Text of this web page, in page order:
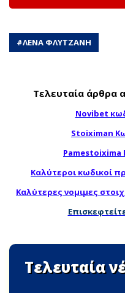
#ΛΕΝΑ ΦΛΥΤΖΑΝΗ
Τελευταία άρθρα
Novibet
Stoiximan
Καλύτεροι κωδικοί
Καλύτερες νομιμες
Τελευταία